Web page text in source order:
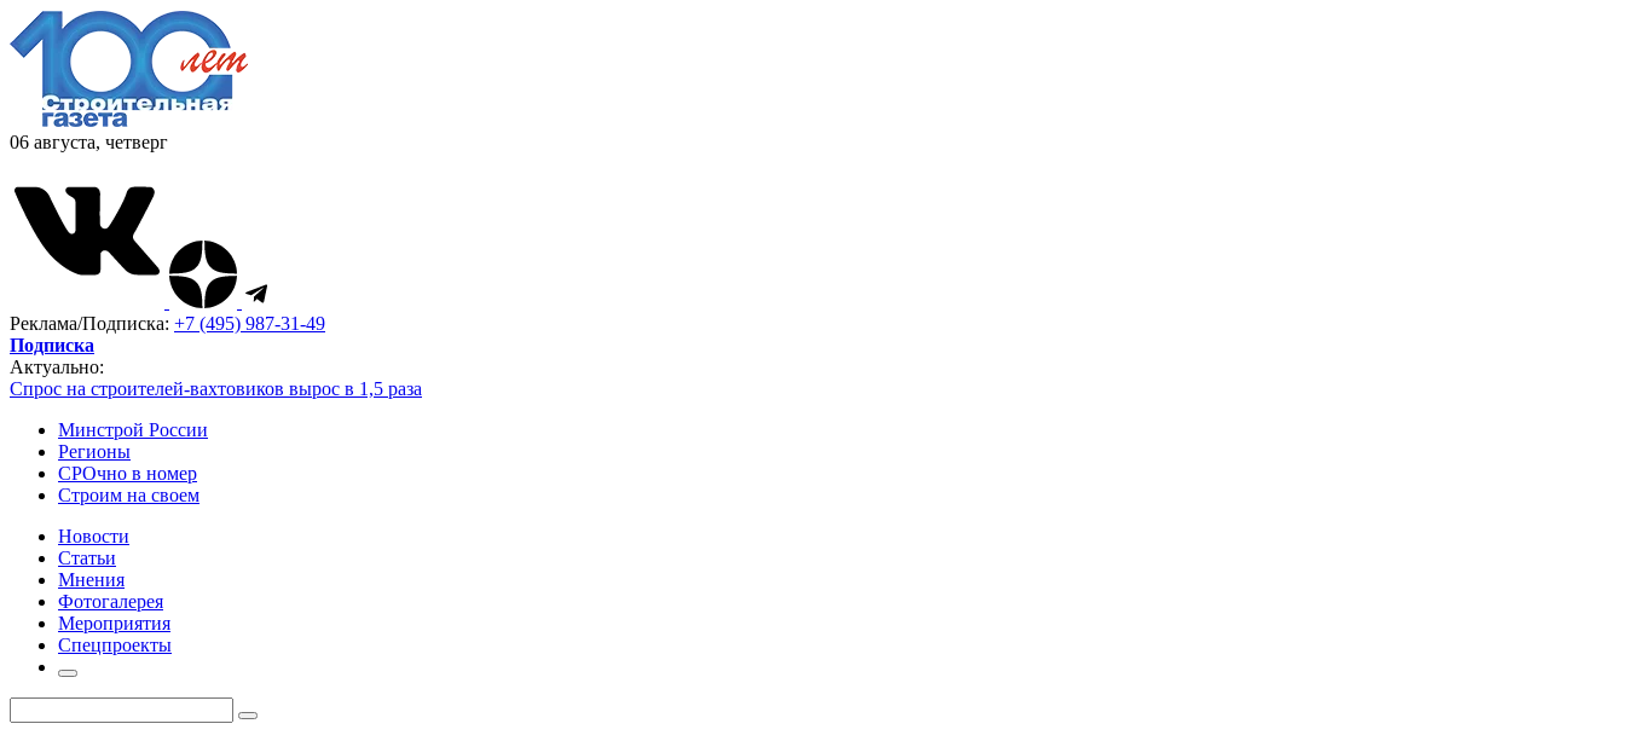
06 августа, четверг
Реклама/Подписка: +7 (495) 987-31-49
Подписка
Актуально:
Спрос на строителей-вахтовиков вырос в 1,5 раза
Минстрой России
Регионы
СРОчно в номер
Строим на своем
Новости
Статьи
Мнения
Фотогалерея
Мероприятия
Спецпроекты